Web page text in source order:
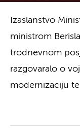
Izaslanstvo
ministrom
trodnevnom
razgovaralo o
modernizaciju